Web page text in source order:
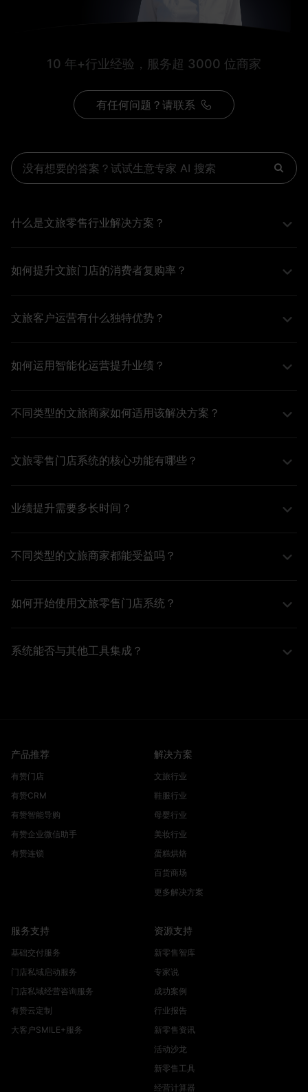
10 年+行业经验，服务超 3000 位商家
有任何问题？请联系
什么是文旅零售行业解决方案？
系统，旨在提升消费者的复购率并推动业绩增长。该解决方
续的发展。
如何提升文旅门店的消费者复购率？
管理系统。通过对消费者数据的深入分析，商家可以制定个
度，从而实现复购增长。
文旅客户运营有什么独特优势？
的满意度和购买体验，还能实现更加有效的推广和营销。独
达成。
如何运用智能化运营提升业绩？
能够深入洞察消费者的行为模式和偏好。商家可以基于这些
长。
不同类型的文旅商家如何适用该解决方案？
区、酒店还是旅游产品销售商，均可根据自身需求，灵活调
文旅零售门店系统的核心功能有哪些？
析、订单处理和客户关系管理等。这些功能相互配合，帮助
业绩提升需要多长时间？
旅零售行业解决方案后，商家可在短期内看到初步效果。通
场变化。
不同类型的文旅商家都能受益吗？
包括景区商店、旅游纪念品店、在线旅游平台等。无论您的
如何开始使用文旅零售门店系统？
商家账户。随后，您可以根据系统提供的操作指南设置您的
系统能否与其他工具集成？
产品推荐
有赞门店
有赞CRM
有赞智能导购
有赞企业微信助手
有赞连锁
解决方案
文旅行业
鞋服行业
母婴行业
美妆行业
蛋糕烘焙
百货商场
更多解决方案
服务支持
基础交付服务
门店私域启动服务
门店私域经营咨询服务
有赞云定制
大客户SMILE+服务
资源支持
新零售智库
专家说
成功案例
行业报告
新零售资讯
活动沙龙
新零售工具
经营计算器